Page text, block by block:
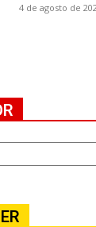
4 de agosto de